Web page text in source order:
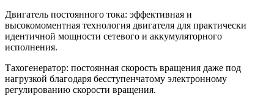
Двигатель постоянного тока: эффективная и
высокомоментная технология двигателя для практически
идентичной мощности сетевого и аккумуляторного
исполнения.
Тахогенератор: постоянная скорость вращения даже под
нагрузкой благодаря бесступенчатому электронному
регулированию скорости вращения.